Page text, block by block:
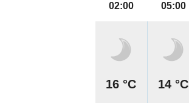
02:00
16 °C
05:00
14 °C